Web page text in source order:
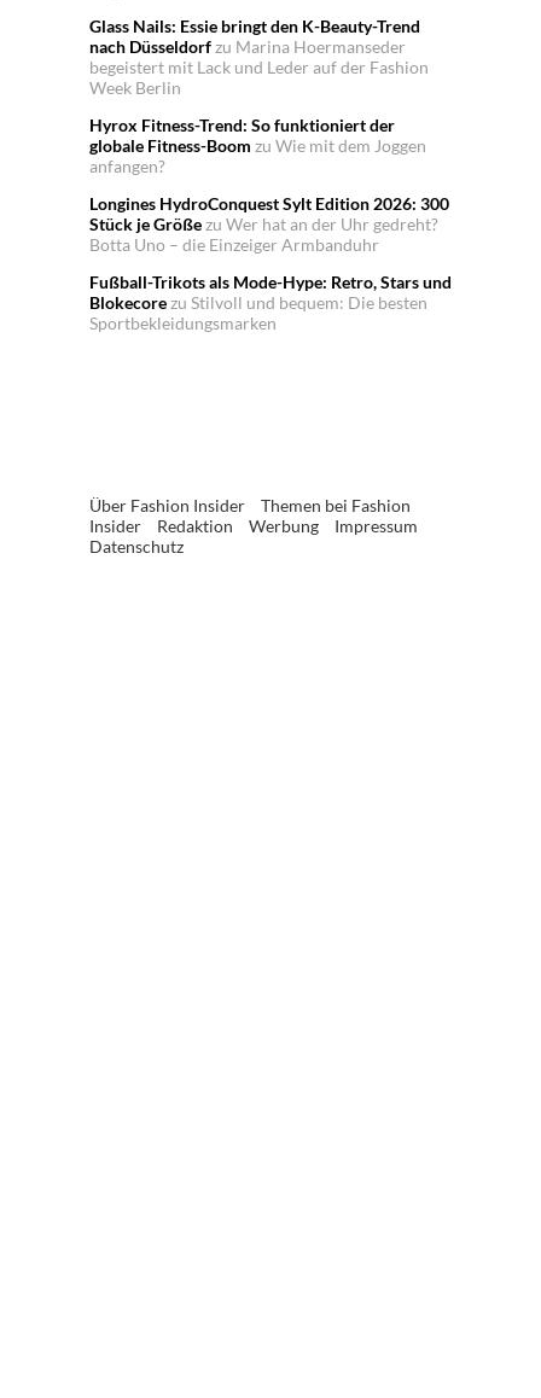
Glass Nails: Essie bringt den K-Beauty-Trend
nach Düsseldorfzu Marina Hoermanseder
begeistert mit Lack und Leder auf der Fashion
Week Berlin
Hyrox Fitness-Trend: So funktioniert der
globale Fitness-Boom zu Wie mit dem Joggen
anfangen?
Longines HydroConquest Sylt Edition 2026: 300
Stück je Größezu Wer hat an der Uhr gedreht?
Botta Uno – die Einzeiger Armbanduhr
Fußball-Trikots als Mode-Hype: Retro, Stars und
Blokecorezu Stilvoll und bequem: Die besten
Sportbekleidungsmarken
Über Fashion Insider
Themen bei Fashion
Insider
Redaktion Werbung
Impressum
Datenschutz